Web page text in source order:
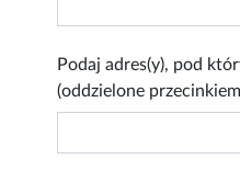
Podaj adres(y), pod
(oddzielone